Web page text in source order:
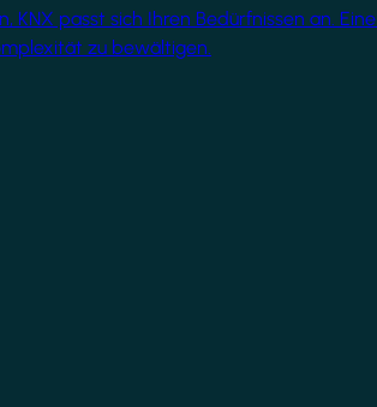
KNX passt sich Ihren Bedürfnissen an.
zu bewältigen.